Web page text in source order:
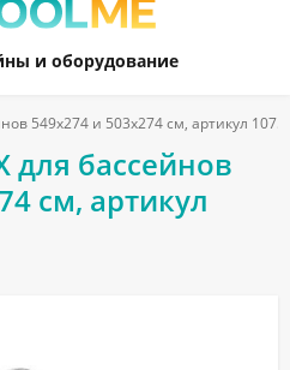
и оборудование
549x274 и 503x274 см, артикул
для бассейнов
см, артикул